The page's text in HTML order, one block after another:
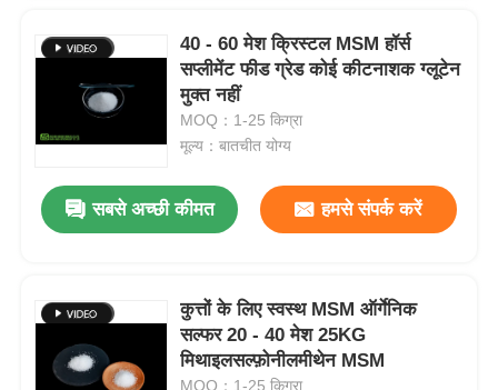
गुणवत्ता नियंत्रण
एमएसएम पाउडर
एमएसएम मिथाइलसल्फोनीलमीथेन
एमएसएम डाइमिथाइल सल्फोन
40 - 60 मेश क्रिस्टल MSM हॉर्स
सप्लीमेंट फीड ग्रेड कोई कीटनाशक ग्लूटेन
मुक्त नहीं
MOQ：1-25 किग्रा
मूल्य：बातचीत योग्य
सबसे अच्छी कीमत हमसे संपर्क करें
कुत्तों के लिए स्वस्थ MSM ऑर्गेनिक
सल्फर 20 - 40 मेश 25KG
मिथाइलसल्फ़ोनीलमीथेन MSM
MOQ：1-25 किग्रा